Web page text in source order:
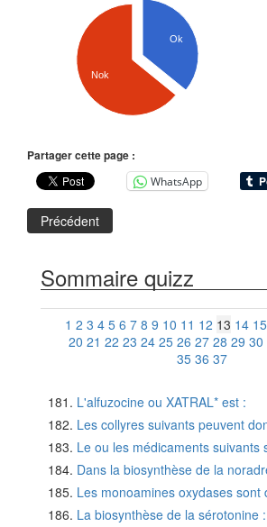
Ok
Nok
Partager cette page :
WhatsApp
Précédent
Sommaire quizz
1 2 3 4 5 6 7 8 9 10 11 12 13 14 15
20 21 22 23 24 25 26 27 28 29 30
35 36 37
L'alfuzocine ou XATRAL* est :
Les collyres suivants peuvent
Le ou les médicaments suivants
Dans la biosynthèse de la
Les monoamines oxydases sont
La biosynthèse de la sérotonine :